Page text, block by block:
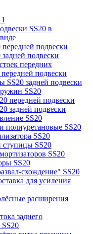
SS20 в
подвески
подвески
передних
подвески
SS20 задней подвески
SS20
передней подвески
задней подвески
SS20
полиуретановые SS20
SS20
SS20
SS20
SS20
схождение" SS20
для усиления
расширения
заднего
SS20